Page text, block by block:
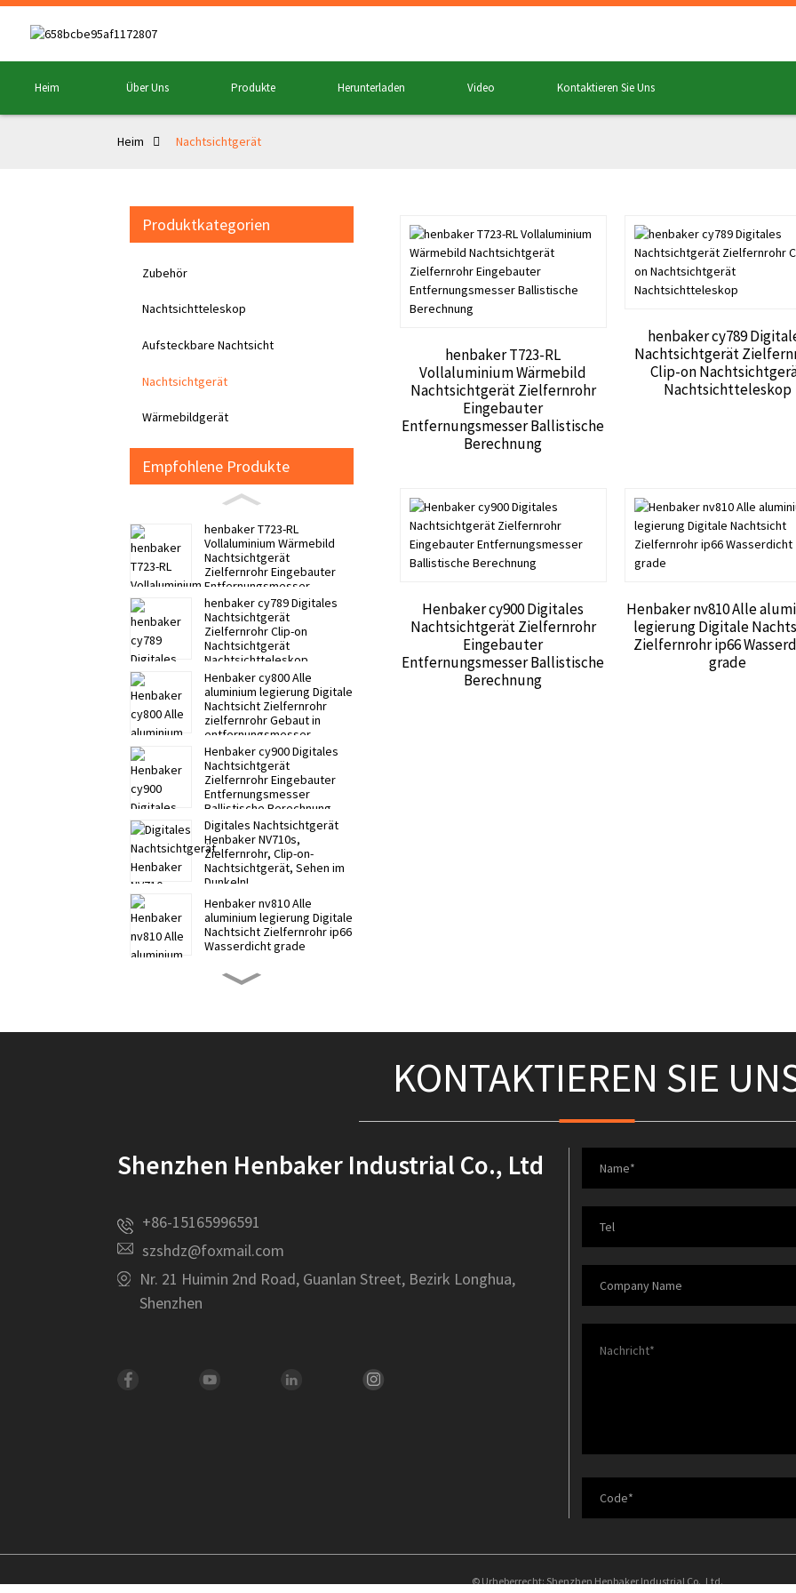
Heim Über Uns Produkte Herunterladen Video Kontaktieren Sie Uns
Heim Nachtsichtgerät
Produktkategorien
Zubehör
Nachtsichtteleskop
Aufsteckbare Nachtsicht
Nachtsichtgerät
Wärmebildgerät
Empfohlene Produkte
henbaker T723-RL
Vollaluminium Wärmebild
Nachtsichtgerät
Zielfernrohr Eingebauter
Entfernungsmesser
Ballistische Berechnung
henbaker cy789 Digitales
Nachtsichtgerät
Zielfernrohr Clip-on
Nachtsichtgerät
Nachtsichtteleskop
Henbaker cy800 Alle
aluminium legierung Digitale
Nachtsicht Zielfernrohr
zielfernrohr Gebaut in
entfernungsmesser
Ballistische berechnung
Henbaker cy900 Digitales
Nachtsichtgerät
Zielfernrohr Eingebauter
Entfernungsmesser
Ballistische Berechnung
Digitales Nachtsichtgerät
Henbaker NV710s,
Zielfernrohr, Clip-on-
Nachtsichtgerät, Sehen im
Dunkeln!
Henbaker nv810 Alle
aluminium legierung Digitale
Nachtsicht Zielfernrohr ip66
Wasserdicht grade
henbaker NV700S Digitales
Nachtsichtgerät
Nachtsichtteleskop
getarnte und klare
Nachtsicht
henbaker T723-RL
Vollaluminium Wärmebild
Nachtsichtgerät Zielfernrohr
Eingebauter
Entfernungsmesser Ballistische
Berechnung
henbaker cy789
Nachtsichtgerät
Clip-on
Nachtsichtteleskop
Henbaker cy900 Digitales
Nachtsichtgerät Zielfernrohr
Eingebauter
Entfernungsmesser Ballistische
Berechnung
Henbaker nv810 Alle
legierung Digitale
Zielfernrohr ip66
grade
KONTAKTIEREN SIE
Shenzhen Henbaker Industrial Co., Ltd
+86-15165996591
szshdz@foxmail.com
Nr. 21 Huimin 2nd Road, Guanlan Street, Bezirk Longhua,
Shenzhen
© Urheberrecht: Shenzhen Henbaker Industrial Co., Ltd.